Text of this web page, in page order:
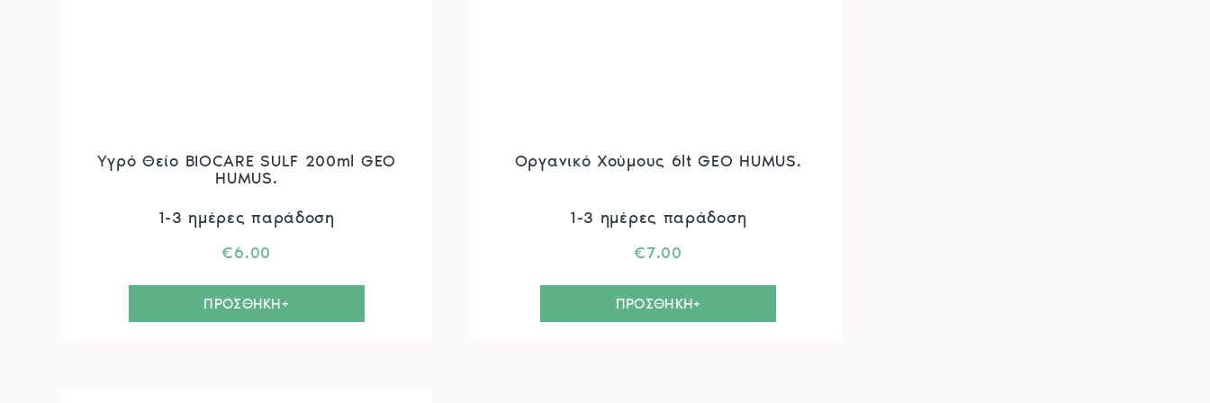
Υγρό Θείο BIOCARE SULF 200ml GEO
HUMUS.
1-3 ημέρες παράδοση
€6.00
ΠΡΟΣΘΗΚΗ+
Οργανικό Χούμους 6lt GEO HUMUS.
1-3 ημέρες παράδοση
€7.00
ΠΡΟΣΘΗΚΗ+